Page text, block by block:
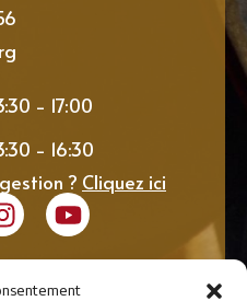
- 17:00
- 16:30
? Cliquez ici